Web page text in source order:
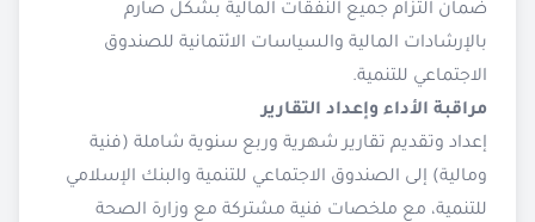
ضمان التزام جميع النفقات المالية بشكل صارم
بالإرشادات المالية والسياسات الائتمانية للصندوق
الاجتماعي للتنمية.
مراقبة الأداء وإعداد التقارير
إعداد وتقديم تقارير شهرية وربع سنوية شاملة (فنية
ومالية) إلى الصندوق الاجتماعي للتنمية والبنك الإسلامي
للتنمية، مع ملخصات فنية مشتركة مع وزارة الصحة